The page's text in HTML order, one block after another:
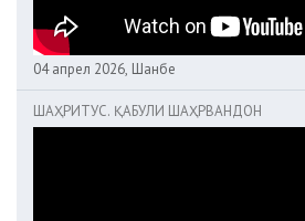
04 апрел 2026, Шанбе
ШАҲРИТУС. ҚАБУЛИ ШАҲРВАНДОН